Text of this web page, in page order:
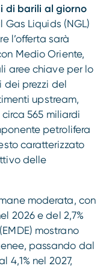
di barili al giorno
Liquids (NGL)
l’offerta sarà
Medio Oriente,
aree chiave per lo
dei prezzi del
upstream,
565 miliardi
petrolifera
caratterizzato
delle
moderata, con
2026 e del 2,7%
mostrano
passando dal
4,1% nel 2027,